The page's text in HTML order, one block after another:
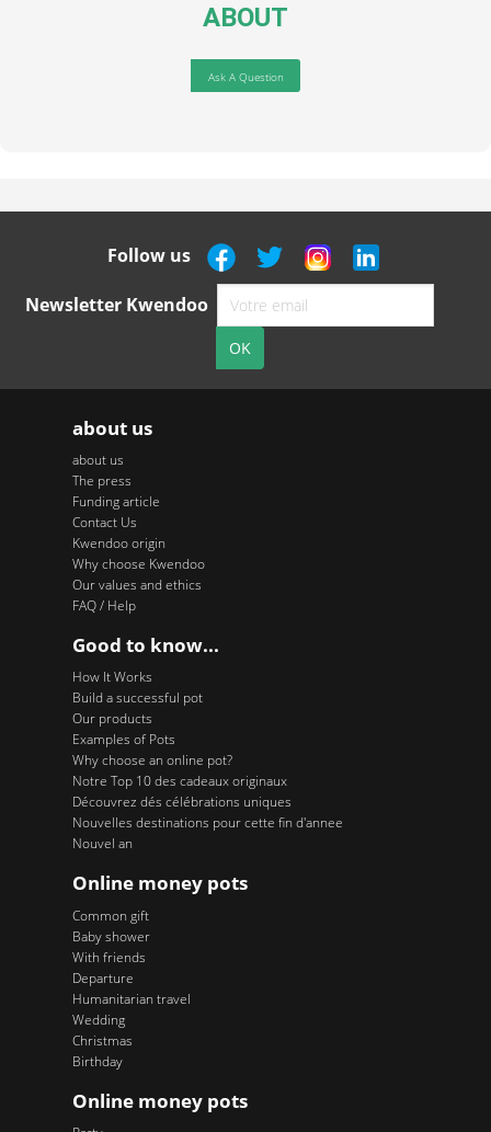
ABOUT
Ask A Question
Follow us
Newsletter Kwendoo
about us
about us
The press
Funding article
Contact Us
Kwendoo origin
Why choose Kwendoo
Our values and ethics
FAQ / Help
Good to know...
How It Works
Build a successful pot
Our products
Examples of Pots
Why choose an online pot?
Notre Top 10 des cadeaux originaux
Découvrez dés célébrations uniques
Nouvelles destinations pour cette fin d'annee
Nouvel an
Online money pots
Common gift
Baby shower
With friends
Departure
Humanitarian travel
Wedding
Christmas
Birthday
Online money pots